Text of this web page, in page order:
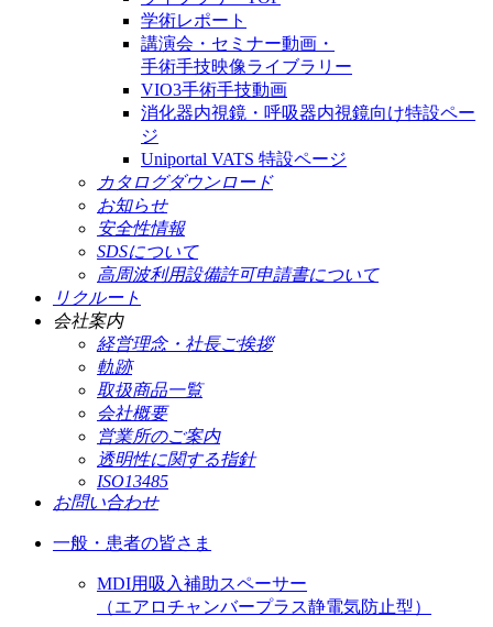
学術レポート
講演会・セミナー動画・
手術手技映像ライブラリー
VIO3手術手技動画
消化器内視鏡・呼吸器内視鏡向け特設ペー
ジ
Uniportal VATS 特設ページ
カタログダウンロード
お知らせ
安全性情報
SDSについて
高周波利用設備許可申請書について
リクルート
会社案内
経営理念・社長ご挨拶
軌跡
取扱商品一覧
会社概要
営業所のご案内
透明性に関する指針
ISO13485
お問い合わせ
一般・患者の皆さま
MDI用吸入補助スペーサー
（エアロチャンバープラス静電気防止型）